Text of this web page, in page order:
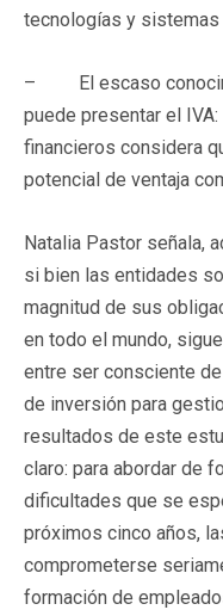
tecnologías y
– El escaso
puede presentar el
financieros considera
potencial de ventaja
Natalia Pastor señala,
si bien las entidades
magnitud de sus
en todo el mundo,
entre ser consciente
de inversión para
resultados de este
claro: para abordar de
dificultades que se
próximos cinco años,
comprometerse
formación de